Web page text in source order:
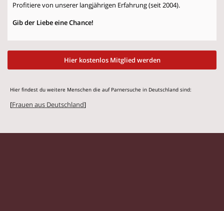
Profitiere von unserer langjährigen Erfahrung (seit 2004).
Gib der Liebe eine Chance!
Hier kostenlos Mitglied werden
Hier findest du weitere Menschen die auf Parnersuche in Deutschland sind:
[Frauen aus Deutschland]